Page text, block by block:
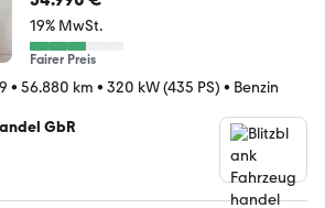
19% MwSt.
Fairer Preis
• 56.880 km • 320 kW (435 PS) • Benzin
GbR